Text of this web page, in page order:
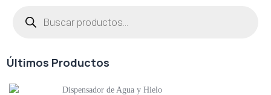
Últimos Productos
Dispensador de Agua y Hielo